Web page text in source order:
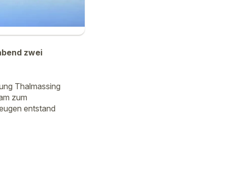
zwei
Thalmassing
zum
entstand